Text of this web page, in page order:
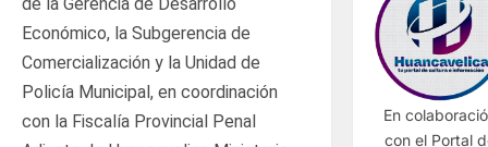
Económico, la Subgerencia de
Comercialización y la Unidad de
Policía Municipal, en coordinación
con la Fiscalía Provincial Penal
En
con el Portal